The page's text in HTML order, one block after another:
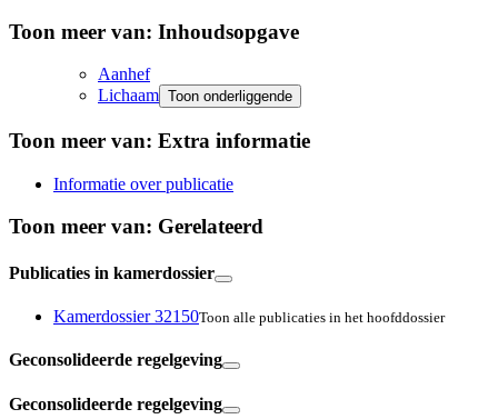
Toon meer van: Inhoudsopgave
Aanhef
Lichaam Toon onderliggende
Toon meer van: Extra informatie
Informatie over publicatie
Toon meer van: Gerelateerd
Publicaties in kamerdossier
Kamerdossier 32150Toon alle publicaties in het hoofddossier
Geconsolideerde regelgeving
Geconsolideerde regelgeving